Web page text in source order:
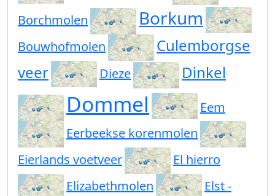
Borchmolen
Borkum
Bouwhofmolen
Culemborgse
veer
Dieze Dinkel
Dommel
Eem
Eerbeekse korenmolen
Eierlands voetveer
El hierro
Elizabethmolen
Elst -